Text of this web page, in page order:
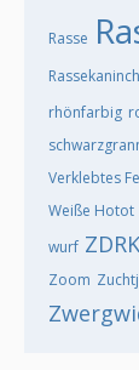
Rasse
rhönfarbig
Verklebtes
Weiße Hotot
wurf ZDRK
Zoom